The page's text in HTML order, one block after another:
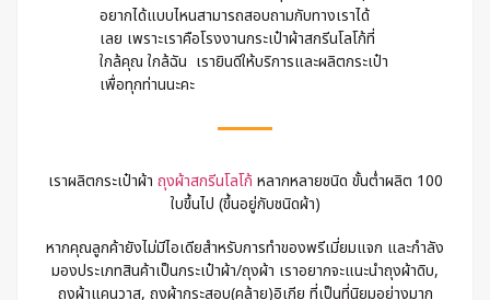
อยากได้แบบไหนสามารถสอบถามกับทางเราได้
เลย เพราะเราคือโรงงานกระเป๋าผ้าสกรีนโลโก้ที่
ใกล้คุณ ใกล้ฉัน เรายินดีให้บริการและผลิตกระเป๋า
เพื่อทุกท่านนะคะ
เราผลิตกระเป๋าผ้า ถุงผ้าสกรีนโลโก้ หลากหลายชนิด ขั้นต่ำผลิต 100
ใบขึ้นไป (ขึ้นอยู่กับชนิดผ้า)
หากคุณลูกค้ายังไม่มีไอเดียสำหรับการทำของพรีเมี่ยมแจก และกำลัง
มองประเภทสินค้าเป็นกระเป๋าผ้า/ถุงผ้า เราอยากจะแนะนำถุงผ้าดิบ,
ถุงผ้าแคนวาส, ถุงผ้ากระสอบ(คล้าย)อิเกีย ที่เป็นที่นิยมอย่างมาก